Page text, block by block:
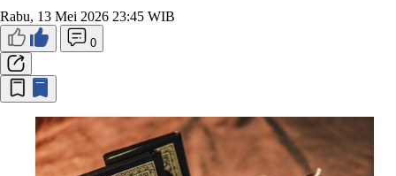
Rabu, 13 Mei 2026 23:45 WIB
0